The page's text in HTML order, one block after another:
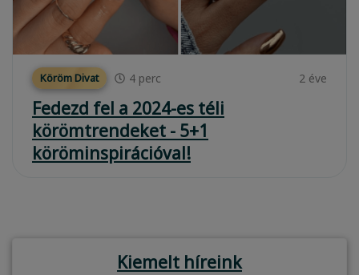
Köröm Divat 4 perc 2 éve
Fedezd fel a 2024-es téli
körömtrendeket - 5+1
köröminspirációval!
Kiemelt híreink